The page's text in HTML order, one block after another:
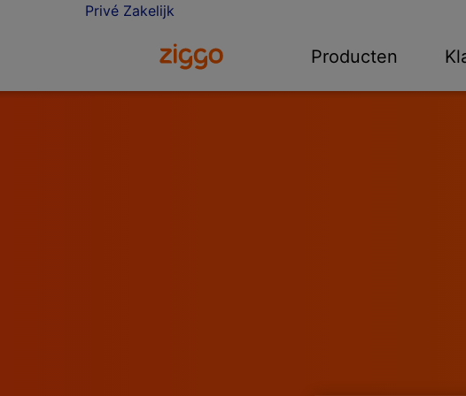
Privé Zakelijk
Ga naar de Ziggo homepageProducten